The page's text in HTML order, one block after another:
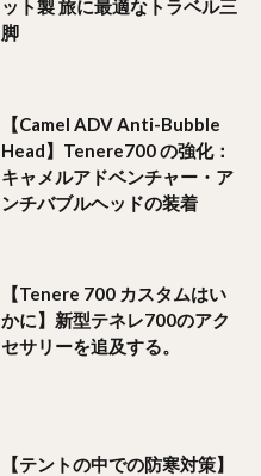
ット製 旅に最適なトラベル三
脚
【Camel ADV Anti-Bubble
Head】Tenere700 の強化：
キャメルアドベンチャー・ア
ンチバブルヘッドの装着
【Tenere 700 カスタムはい
かに】新型テネレ700のアク
セサリーを追及する。
【テントの中での防寒対策】